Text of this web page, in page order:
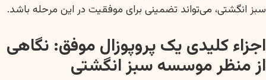
سبز انگشتی، می‌تواند تضمینی برای موفقیت در این مرحله باشد.
اجزاء کلیدی یک پروپوزال موفق: نگاهی
از منظر موسسه سبز انگشتی